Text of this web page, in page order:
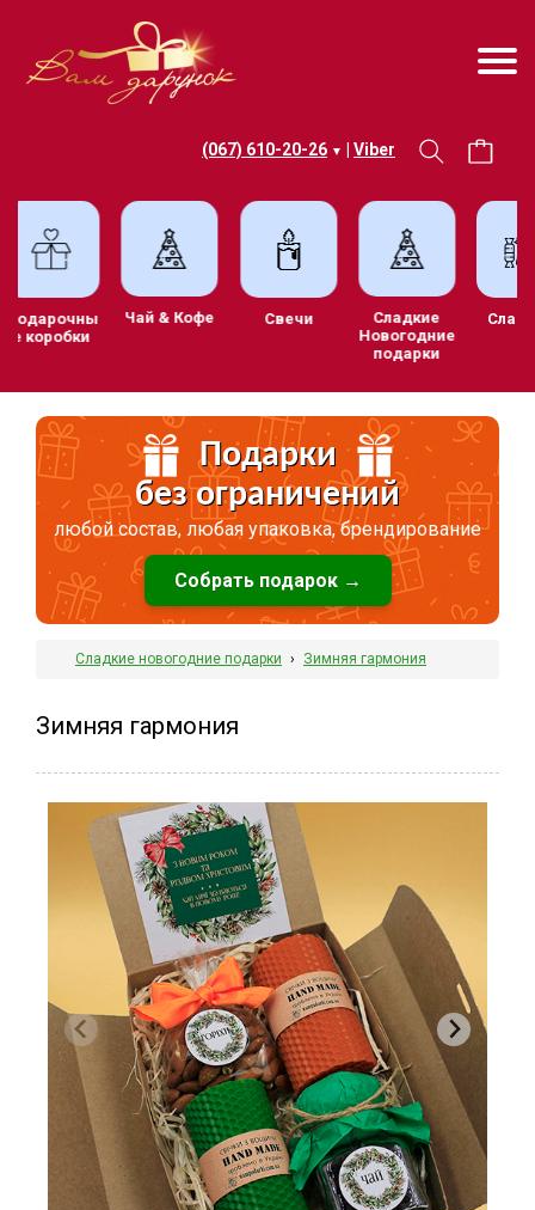
(067) 610-20-26 ▼ Viber
Подарочны
е коробки
Чай & Кофе Свечи
Сладкие
Новогодние
подарки
Подарки
без ограничений
любой состав, любая упаковка, брендирование
Собрать подарок →
Сладкие новогодние подарки › Зимняя гармония
Зимняя гармония